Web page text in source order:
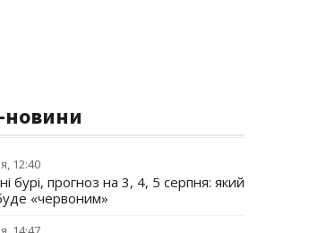
12:40
бурі, прогноз на 3, 4, 5 серпня: який
«червоним»